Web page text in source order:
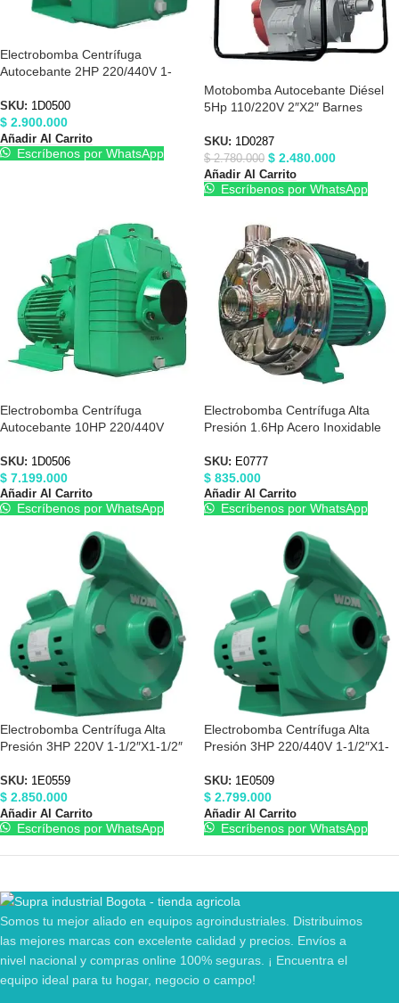
Electrobomba Centrífuga
Autocebante 2HP 220/440V 1-
SKU: 1D0500
$ 2.900.000
Añadir Al Carrito
Escríbenos por WhatsApp
Motobomba Autocebante Diésel
5Hp 110/220V 2″X2″ Barnes
SKU: 1D0287
$2.780.000 $ 2.480.000
Añadir Al Carrito
Escríbenos por WhatsApp
Electrobomba Centrífuga
Autocebante 10HP 220/440V
SKU: 1D0506
$ 7.199.000
Añadir Al Carrito
Escríbenos por WhatsApp
Electrobomba Centrífuga Alta
Presión 1.6Hp Acero Inoxidable
SKU: E0777
$ 835.000
Añadir Al Carrito
Escríbenos por WhatsApp
Electrobomba Centrífuga Alta
Presión 3HP 220V 1-1/2″X1-1/2″
SKU: 1E0559
$ 2.850.000
Añadir Al Carrito
Escríbenos por WhatsApp
Electrobomba Centrífuga Alta
Presión 3HP 220/440V 1-1/2″X1-
SKU: 1E0509
$ 2.799.000
Añadir Al Carrito
Escríbenos por WhatsApp
Somos tu mejor aliado en equipos agroindustriales. Distribuimos
las mejores marcas con excelente calidad y precios. Envíos a
nivel nacional y compras online 100% seguras. ¡ Encuentra el
equipo ideal para tu hogar, negocio o campo!